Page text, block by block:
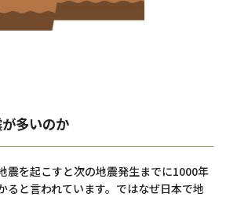
多いのか
震を起こすと次の地震発生までに1000年
ると言われています。ではなぜ日本で地